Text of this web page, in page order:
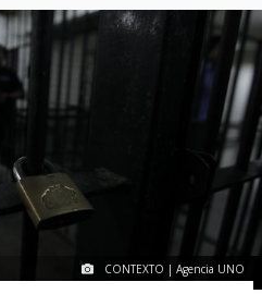
CONTEXTO | Agencia UNO